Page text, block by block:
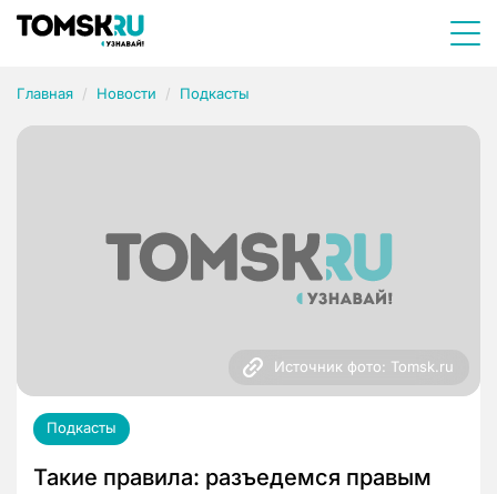
Главная Новости Подкасты
Источник фото: Tomsk.ru
Подкасты
Такие правила: разъедемся правым